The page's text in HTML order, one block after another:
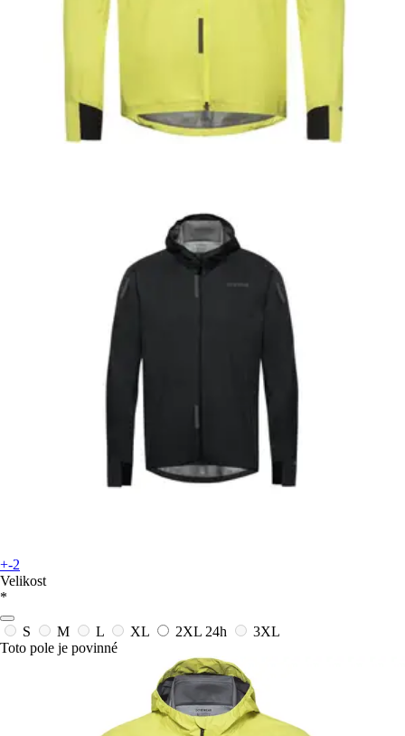
+-2
Velikost
*
S M L XL 2XL 24h
3XL
Toto pole je povinné